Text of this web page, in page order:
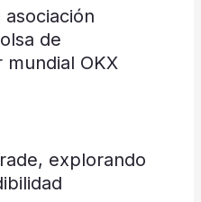
de
OKX
explorando